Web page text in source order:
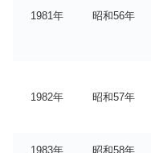
1981年 昭和56年
1982年 昭和57年
1983年 昭和58年